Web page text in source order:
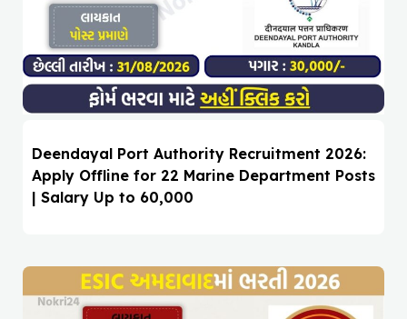
Deendayal Port Authority Recruitment 2026:
Apply Offline for 22 Marine Department Posts
| Salary Up to ₹60,000